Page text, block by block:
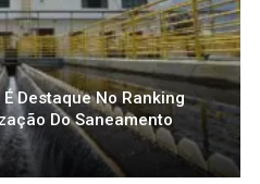
Destaque No Ranking
Do Saneamento